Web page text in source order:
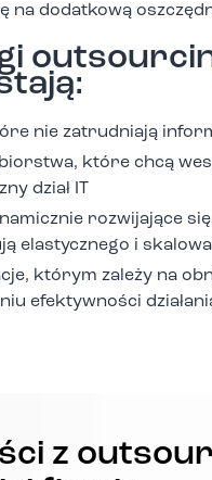
na dodatkową
nie zatrudniają
które chcą
dział IT
rozwijające
elastycznego i
którym zależy na
efektywności
z